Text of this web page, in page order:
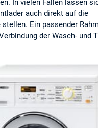
In vielen Fällen lassen
auch direkt auf die
Ein passender
der Wasch- und